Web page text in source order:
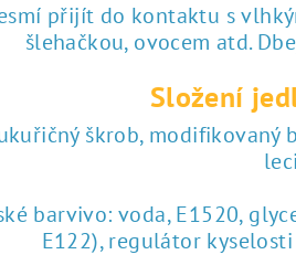
přijít do kontaktu s
šlehačkou, ovocem atd.
Složení
škrob, modifikovaný
barvivo: voda, E1520,
E122), regulátor